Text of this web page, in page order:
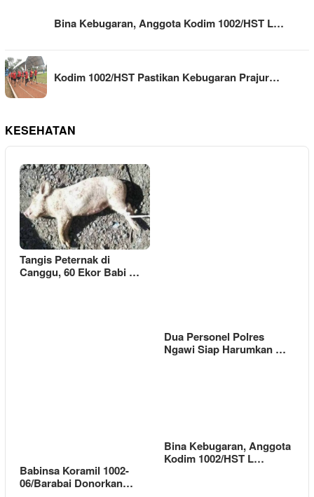
Bina Kebugaran, Anggota Kodim 1002/HST L…
Kodim 1002/HST Pastikan Kebugaran Prajur…
KESEHATAN
Tangis Peternak di
Canggu, 60 Ekor Babi …
Dua Personel Polres
Ngawi Siap Harumkan …
Babinsa Koramil 1002-
06/Barabai Donorkan…
Bina Kebugaran, Anggota
Kodim 1002/HST L…